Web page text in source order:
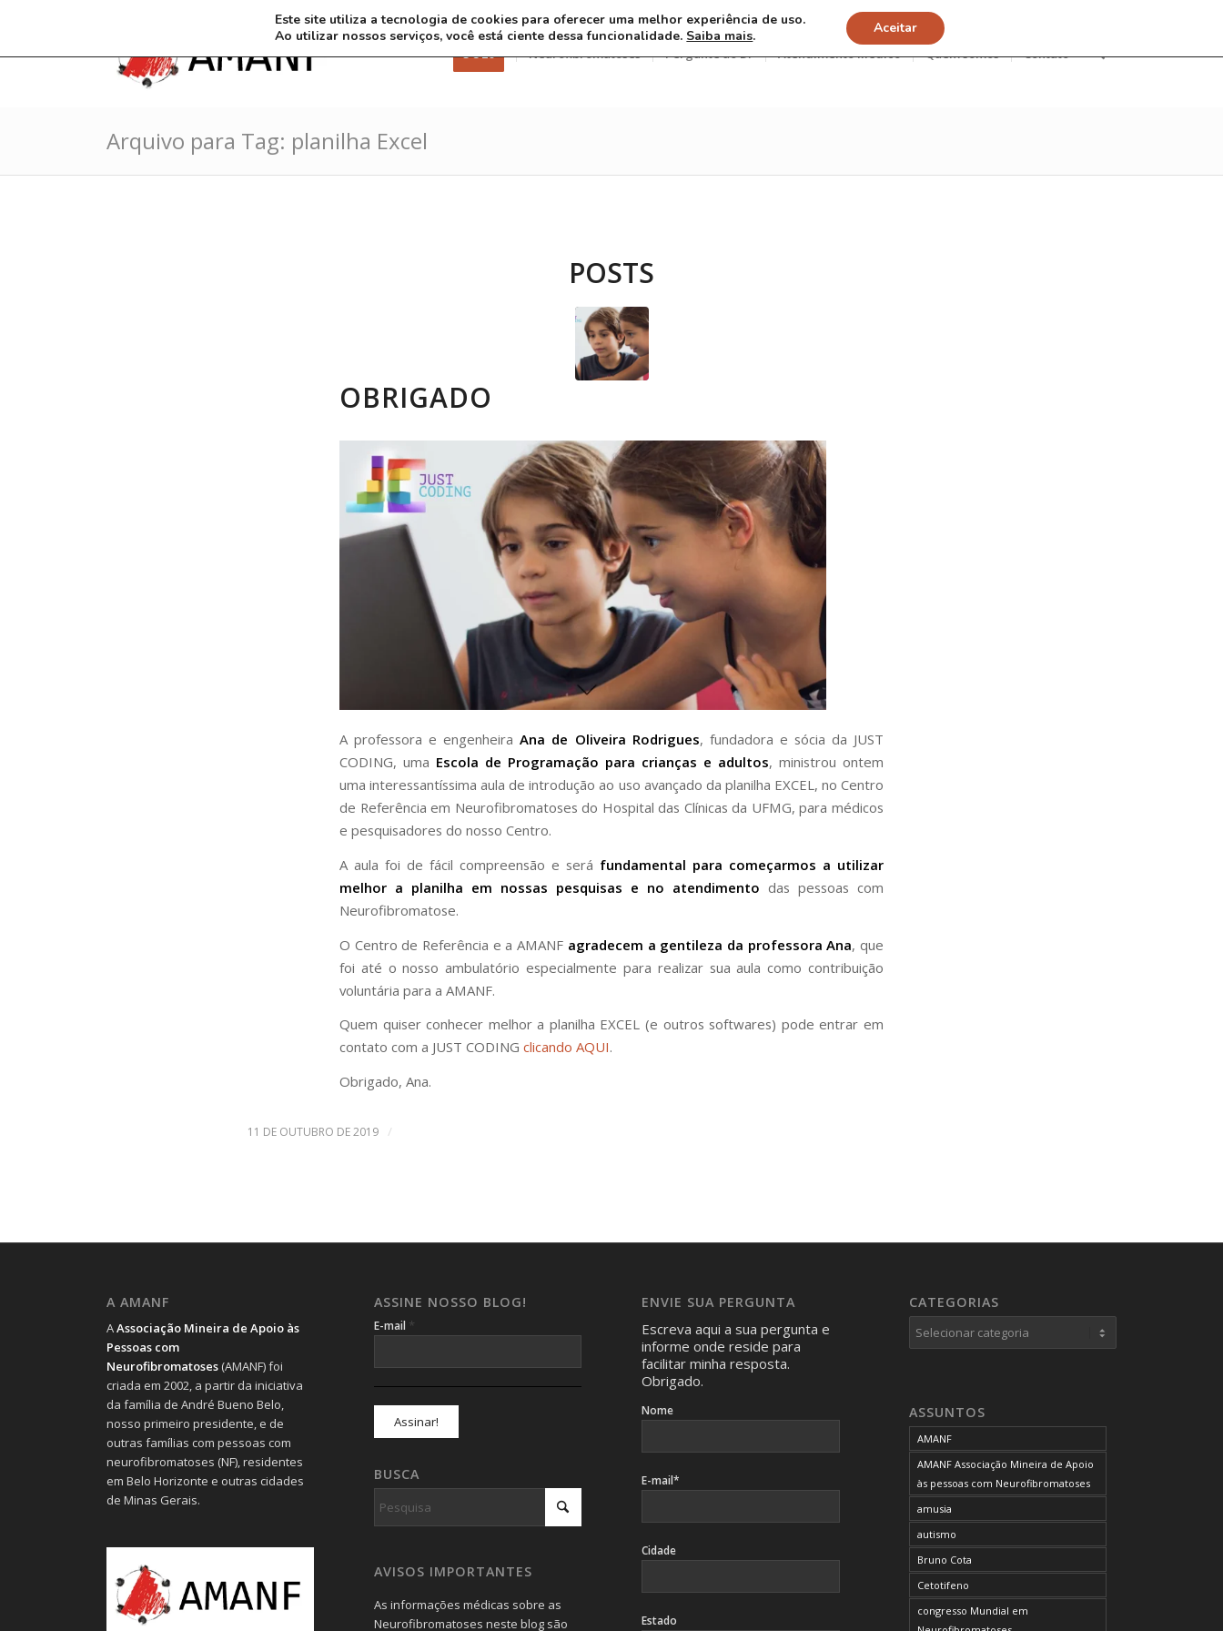
3 8 26 Neurofibromatoses Pergunte ao Dr Atendimento Médico Quem somos Contato
Arquivo para Tag: planilha Excel
POSTS
OBRIGADO
A professora e engenheiraAna de Oliveira Rodrigues, fundadora e sócia da JUST
CODING, uma Escola de Programação para crianças e adultos, ministrou ontem
uma interessantíssima aula de introdução ao uso avançado da planilha EXCEL, no Centro
de Referência em Neurofibromatoses do Hospital das Clínicas da UFMG, para médicos
e pesquisadores do nosso Centro.
A aula foi de fácil compreensão e será fundamental para começarmos a utilizar
melhor a planilha em nossas pesquisas e no atendimento das pessoas com
Neurofibromatose.
O Centro de Referência e a AMANF agradecem a gentileza da professora Ana, que
foi até o nosso ambulatório especialmente para realizar sua aula como contribuição
voluntária para a AMANF.
Quem quiser conhecer melhor a planilha EXCEL (e outros softwares) pode entrar em
contato com a JUST CODING clicando AQUI.
Obrigado, Ana.
11 DE OUTUBRO DE 2019 /
A AMANF
AAssociação Mineira de Apoio às
Pessoas com
Neurofibromatoses (AMANF) foi
criada em 2002, a partir da iniciativa
da família de André Bueno Belo,
nosso primeiro presidente, e de
outras famílias com pessoas com
neurofibromatoses (NF), residentes
em Belo Horizonte e outras cidades
de Minas Gerais.
ASSINE NOSSO BLOG!
E-mail *
BUSCA
AVISOS IMPORTANTES
As informações médicas sobre as
Neurofibromatoses neste blog são
ENVIE SUA PERGUNTA
Escreva aqui a sua pergunta e
informe onde reside para
facilitar minha resposta.
Obrigado.
Nome
E-mail*
Cidade
Estado
CATEGORIAS
Categorias
ASSUNTOS
AMANF
AMANF Associação Mineira de Apoio
às pessoas com Neurofibromatoses
amusia
autismo
Bruno Cota
Cetotifeno
congresso Mundial em
Este site utiliza a tecnologia de cookies para oferecer uma melhor experiência de uso.
Ao utilizar nossos serviços, você está ciente dessa funcionalidade. Saiba mais. Aceitar